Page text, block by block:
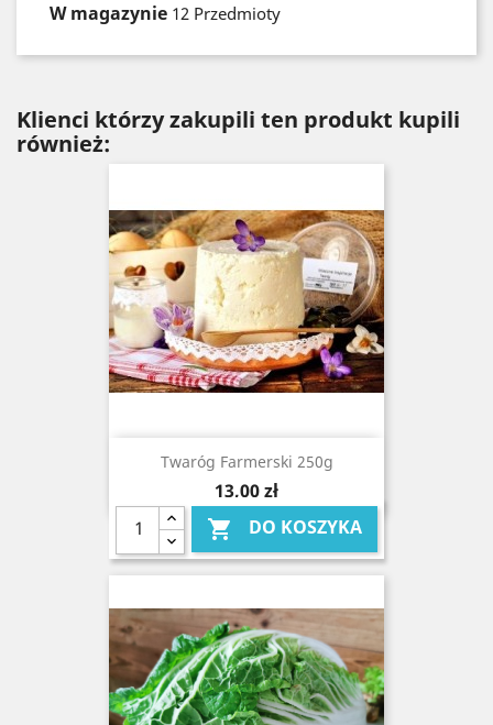
W magazynie 12 Przedmioty
Klienci którzy zakupili ten produkt kupili
również:
Twaróg Farmerski 250g
Cena
13,00 zł
 DO KOSZYKA